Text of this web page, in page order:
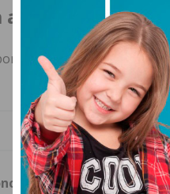
a newsletter do
e-mail e obtenha de
atualizada.
com ostermos e